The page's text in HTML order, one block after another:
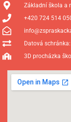
Základní škola a
+420 724 514
Datová
3D procházka